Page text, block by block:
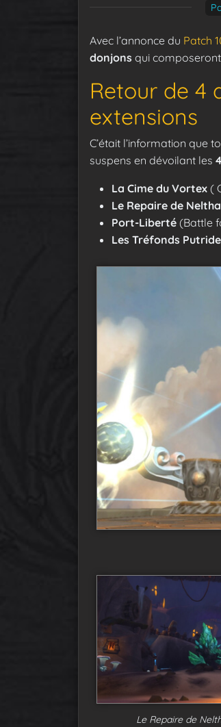
Avec l’annonce du Patch
donjons qui
Retour de 4
extensions
C’était l’information que
suspens en dévoilant les
La Cime du Vortex (
Le Repaire de
Port-Liberté (Battle
Les Tréfonds
Le Repaire de